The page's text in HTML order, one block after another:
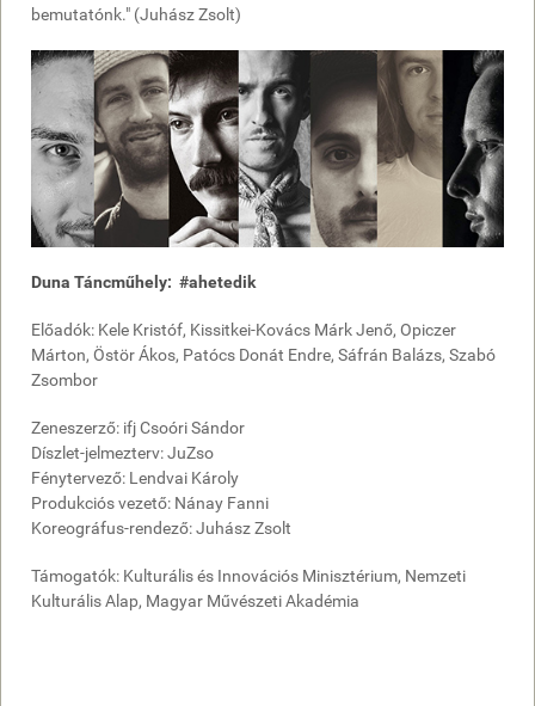
bemutatónk." (Juhász Zsolt)
Duna Táncműhely: #ahetedik
Előadók: Kele Kristóf, Kissitkei-Kovács Márk Jenő, Opiczer
Márton, Östör Ákos, Patócs Donát Endre, Sáfrán Balázs, Szabó
Zsombor
Zeneszerző: ifj Csoóri Sándor
Díszlet-jelmezterv: JuZso
Fénytervező: Lendvai Károly
Produkciós vezető: Nánay Fanni
Koreográfus-rendező: Juhász Zsolt
Támogatók: Kulturális és Innovációs Minisztérium, Nemzeti
Kulturális Alap, Magyar Művészeti Akadémia